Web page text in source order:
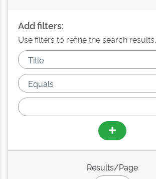
Add filters:
Use filters to refine the search results.
Results/Page